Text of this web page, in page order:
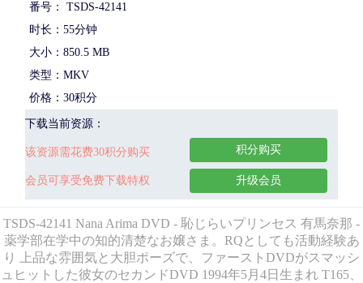
番号： TSDS-42141
时长：55分钟
大小：850.5 MB
类型：MKV
价格：30积分
下载当前资源：
该资源需花费30积分购买
会员可享受免费下载特权
积分购买
升级会员
TSDS-42141 Nana Arima DVD - 恥じらいプリンセス 有馬奈那 -
薬学部在学中の知的清楚なお嬢さま。RQとしても活動経験あ
り 上品な雰囲気と大胆ポーズで、ファーストDVDがスマッシ
ュヒットした彼女のセカンドDVD 1994年5月4日生まれ T165、